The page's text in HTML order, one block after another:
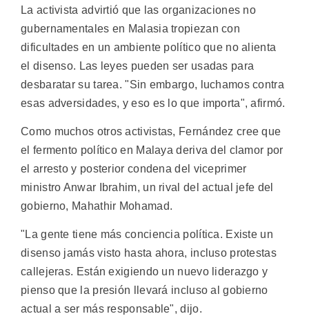
La activista advirtió que las organizaciones no
gubernamentales en Malasia tropiezan con
dificultades en un ambiente político que no alienta
el disenso. Las leyes pueden ser usadas para
desbaratar su tarea. "Sin embargo, luchamos contra
esas adversidades, y eso es lo que importa", afirmó.
Como muchos otros activistas, Fernández cree que
el fermento político en Malaya deriva del clamor por
el arresto y posterior condena del viceprimer
ministro Anwar Ibrahim, un rival del actual jefe del
gobierno, Mahathir Mohamad.
"La gente tiene más conciencia política. Existe un
disenso jamás visto hasta ahora, incluso protestas
callejeras. Están exigiendo un nuevo liderazgo y
pienso que la presión llevará incluso al gobierno
actual a ser más responsable", dijo.